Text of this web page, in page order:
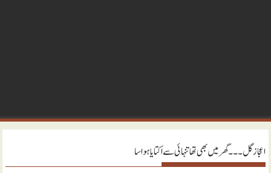
اعجاز گل ۔۔۔ گھر میں بھی تھا تنہائی سے اکتایا ہوا سا